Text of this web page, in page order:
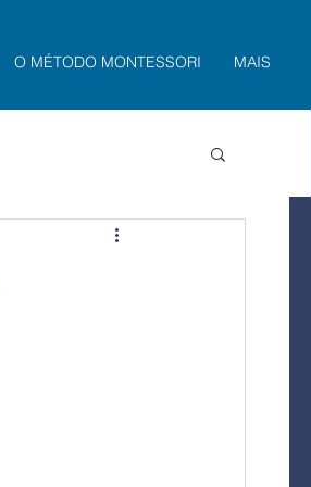
O MÉTODO MONTESSORI MAIS